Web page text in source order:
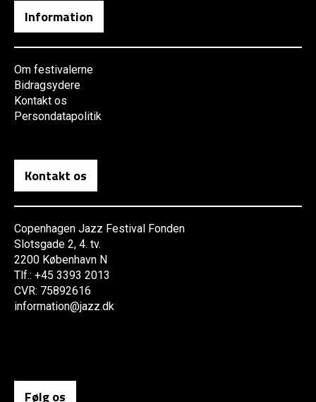
Information
Om festivalerne
Bidragsydere
Kontakt os
Persondatapolitik
Kontakt os
Copenhagen Jazz Festival Fonden
Slotsgade 2, 4. tv.
2200 København N
Tlf.: +45 3393 2013
CVR: 75892616
information@jazz.dk
Følg os